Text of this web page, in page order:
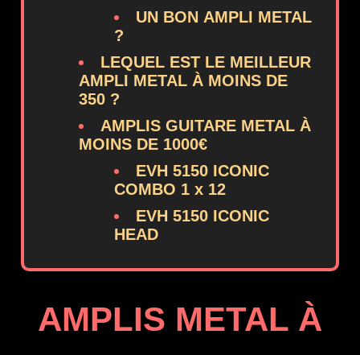
UN BON AMPLI METAL
?
LEQUEL EST LE MEILLEUR
AMPLI METAL À MOINS DE
350 ?
AMPLIS GUITARE METAL À
MOINS DE 1000€
EVH 5150 ICONIC
COMBO 1 x 12
EVH 5150 ICONIC
HEAD
AMPLIS METAL À